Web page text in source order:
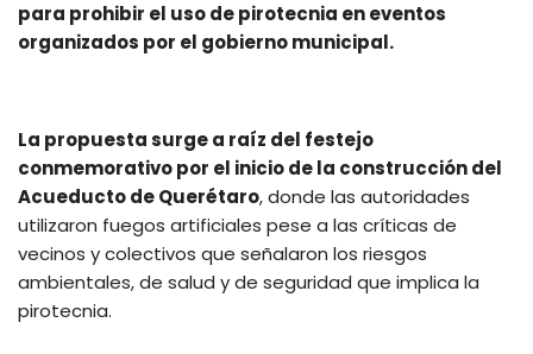
para prohibir el uso de pirotecnia en eventos
organizados por el gobierno municipal.
La propuesta surge a raíz del festejo
conmemorativo por el inicio de la construcción del
Acueducto de Querétaro, donde las autoridades
utilizaron fuegos artificiales pese a las críticas de
vecinos y colectivos que señalaron los riesgos
ambientales, de salud y de seguridad que implica la
pirotecnia.